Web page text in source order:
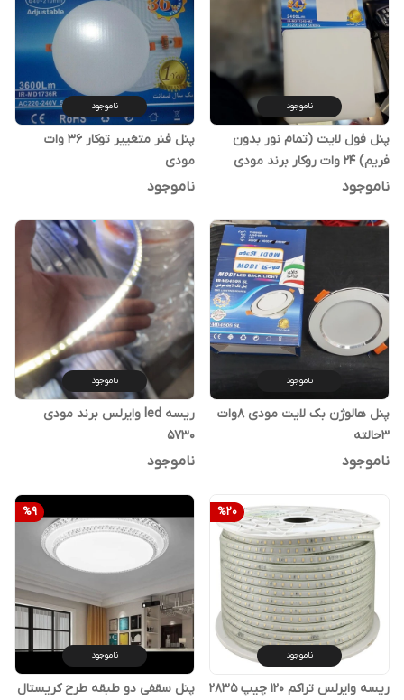
ناموجود
پنل فول لایت (تمام نور بدون
فریم) 24 وات روکار برند مودی
ناموجود
ناموجود
پنل فنر متغییر توکار 36 وات
مودی
ناموجود
ناموجود
پنل هالوژن بک لایت مودی 8وات
3حالته
ناموجود
ناموجود
ریسه led وایرلس برند مودی
5730
ناموجود
%20
ناموجود
ریسه وایرلس تراکم 120 چیپ 2835
%9
ناموجود
پنل سقفی دو طبقه طرح کریستال